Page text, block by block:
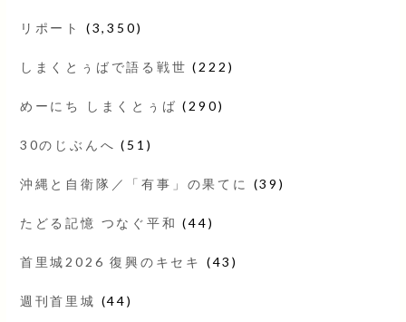
リポート (3,350)
しまくとぅばで語る戦世 (222)
めーにち しまくとぅば (290)
30のじぶんへ (51)
沖縄と自衛隊／「有事」の果てに (39)
たどる記憶 つなぐ平和 (44)
首里城2026 復興のキセキ (43)
週刊首里城 (44)